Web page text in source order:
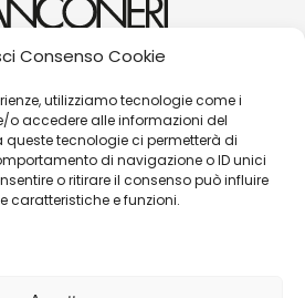
Consenso Cookie
utilizziamo tecnologie come i
o accedere alle informazioni del
tecnologie ci permetterà di
di navigazione o ID unici
o ritirare il consenso può influire
caratteristiche e funzioni.
- 51016 - Montecatini Terme